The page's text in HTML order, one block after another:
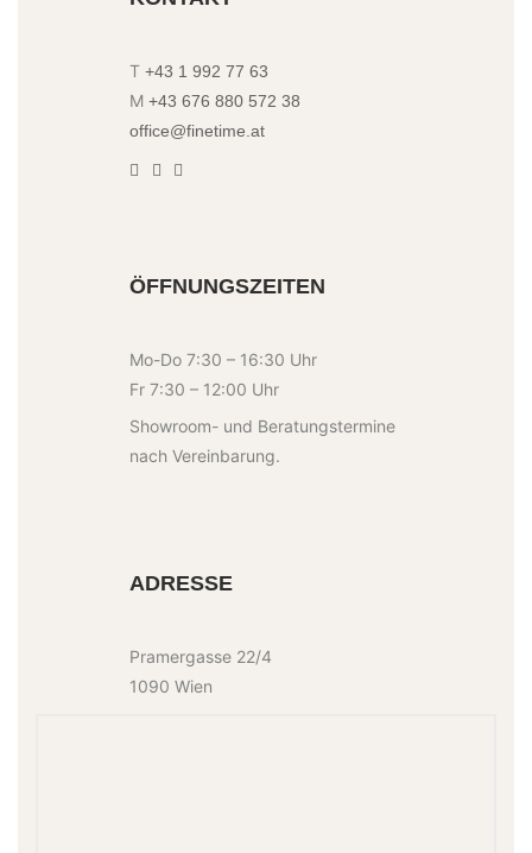
T +43 1 992 77 63
M +43 676 880 572 38
office@finetime.at
ÖFFNUNGSZEITEN
Mo-Do 7:30 – 16:30 Uhr
Fr 7:30 – 12:00 Uhr
Showroom- und Beratungstermine
nach Vereinbarung.
ADRESSE
Pramergasse 22/4
1090 Wien